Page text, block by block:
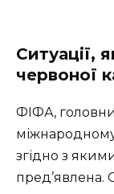
Ситуації,
червоної
ФІФА,
згідно з
пред’явлена.